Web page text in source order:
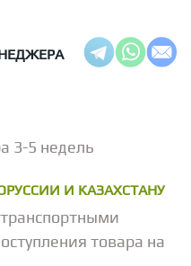
3-5 недель
И КАЗАХСТАНУ
товара на